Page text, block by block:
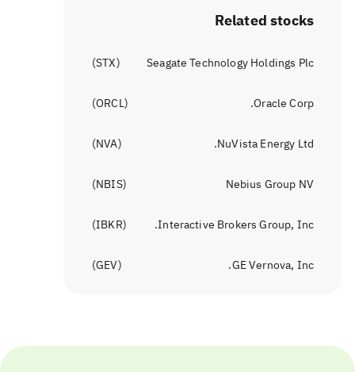
Related stocks
Seagate Technology Holdings Plc
(
STX
)
Oracle Corp.
(
ORCL
)
NuVista Energy Ltd.
(
NVA
)
Nebius Group NV
(
NBIS
)
Interactive Brokers Group, Inc.
(
IBKR
)
GE Vernova, Inc.
(
GEV
)